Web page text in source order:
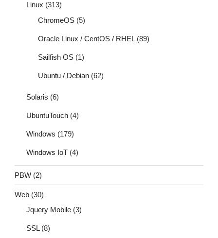
Linux (313)
ChromeOS (5)
Oracle Linux / CentOS / RHEL(89)
Sailfish OS (1)
Ubuntu / Debian (62)
Solaris (6)
UbuntuTouch (4)
Windows (179)
Windows IoT (4)
PBW (2)
Web (30)
Jquery Mobile (3)
SSL(8)